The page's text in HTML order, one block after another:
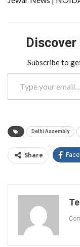
Discover
Subscribe to
Type your email…
Delhi Assembly
Share